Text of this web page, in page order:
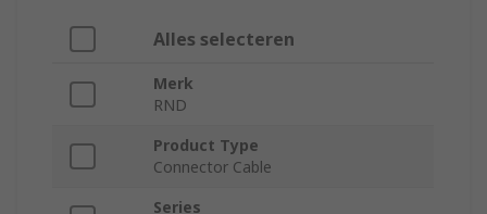
Alles selecteren
Merk
RND
Product Type
Connector Cable
Series